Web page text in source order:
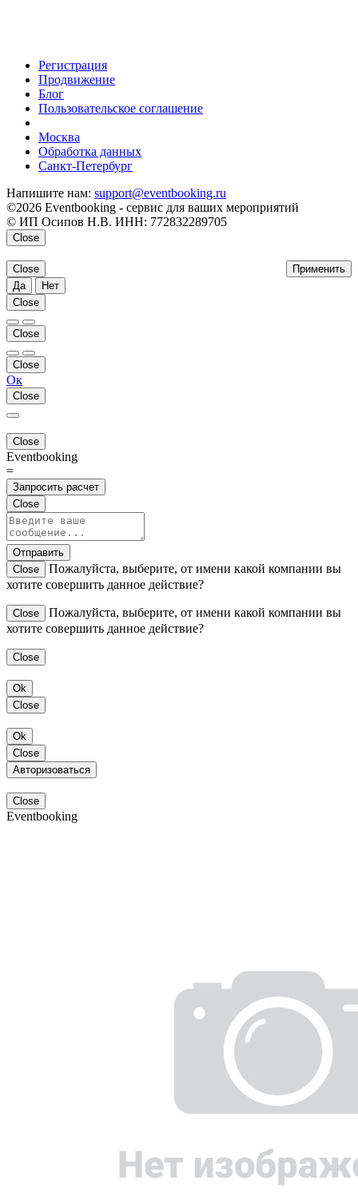
Регистрация
Продвижение
Блог
Пользовательское соглашение
Москва
Обработка данных
Санкт-Петербург
Напишите нам: support@eventbooking.ru
©2026 Eventbooking - сервис для ваших мероприятий
© ИП Осипов Н.В. ИНН: 772832289705
Close
Применить
Close
Да
Нет
Close
Close
Close
Ок
Close
Close
Eventbooking
=
Запросить расчет
Close
Отправить
Close
Пожалуйста, выберите, от имени какой компании вы
хотите совершить данное действие?
Close
Пожалуйста, выберите, от имени какой компании вы
хотите совершить данное действие?
Close
Ok
Close
Ok
Close
Авторизоваться
Close
Eventbooking